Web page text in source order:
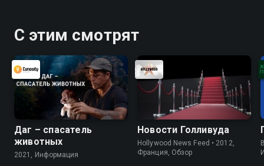
С этим смотрят
Даг – спасатель
животных
2021, Информация
Новости Голливуда
Hollywood News Feed • 2012,
Франция, Обзор